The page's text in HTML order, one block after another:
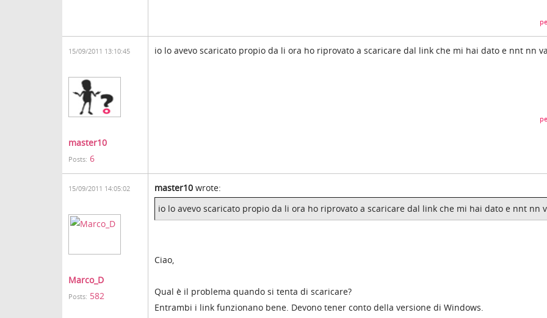
15/09/2011 13:10:45
master10
Posts: 6
io lo avevo scaricato propio da li ora ho riprovato a scaricare dal link che mi hai dato e nnt nn va
15/09/2011 14:05:02
Marco_D
Posts: 582
master10 wrote:
io lo avevo scaricato propio da li ora ho riprovato a scaricare dal link che mi hai dato e nnt nn
Ciao,
Qual è il problema quando si tenta di scaricare?
Entrambi i link funzionano bene. Devono tener conto della versione di Windows.